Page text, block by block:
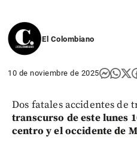
El Colombiano
10 de noviembre de 2025
Dos fatales accidentes de
transcurso de este lunes
centro y el occidente de